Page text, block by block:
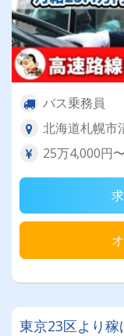
バス乗務員
北海道札幌市
25万4,000円
東京23区より